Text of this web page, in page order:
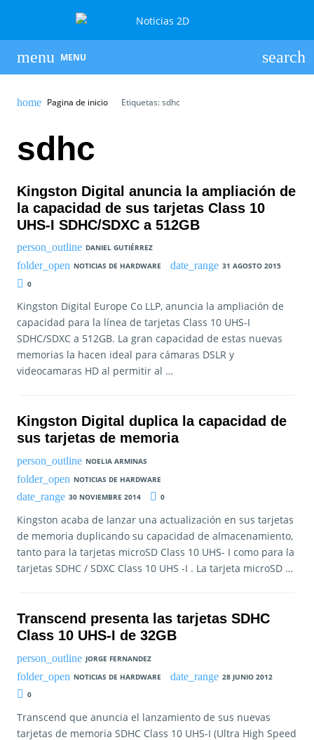
MENU
Pagina de inicio Etiquetas: sdhc
sdhc
Kingston Digital anuncia la ampliación de
la capacidad de sus tarjetas Class 10
UHS-I SDHC/SDXC a 512GB
DANIEL GUTIÉRREZ
NOTICIAS DE HARDWARE
31 AGOSTO 2015
0
Kingston Digital Europe Co LLP, anuncia la ampliación de
capacidad para la línea de tarjetas Class 10 UHS-I
SDHC/SDXC a 512GB. La gran capacidad de estas nuevas
memorias la hacen ideal para cámaras DSLR y
videocamaras HD al permitir al …
Kingston Digital duplica la capacidad de
sus tarjetas de memoria
NOELIA ARMINAS
NOTICIAS DE HARDWARE
30 NOVIEMBRE 2014
0
Kingston acaba de lanzar una actualización en sus tarjetas
de memoria duplicando su capacidad de almacenamiento,
tanto para la tarjetas microSD Class 10 UHS- I como para la
tarjetas SDHC / SDXC Class 10 UHS -I . La tarjeta microSD …
Transcend presenta las tarjetas SDHC
Class 10 UHS-I de 32GB
JORGE FERNANDEZ
NOTICIAS DE HARDWARE
28 JUNIO 2012
0
Transcend que anuncia el lanzamiento de sus nuevas
tarjetas de memoria SDHC Class 10 UHS-I (Ultra High Speed